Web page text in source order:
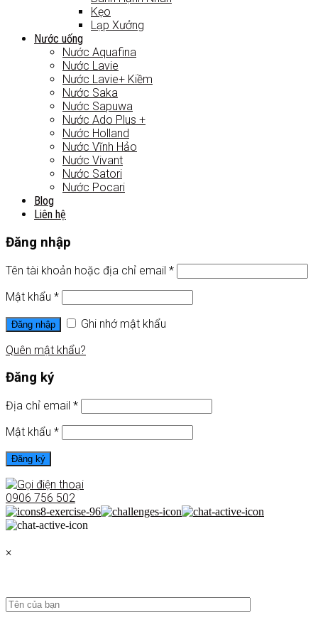
Kẹo
Lạp Xưởng
Nước uống
Nước Aquafina
Nước Lavie
Nước Lavie+ Kiềm
Nước Saka
Nước Sapuwa
Nước Ado Plus +
Nước Holland
Nước Vĩnh Hảo
Nước Vivant
Nước Satori
Nước Pocari
Blog
Liên hệ
Đăng nhập
Tên tài khoản hoặc địa chỉ email *
Mật khẩu *
Đăng nhập
Ghi nhớ mật khẩu
Quên mật khẩu?
Đăng ký
Địa chỉ email *
Mật khẩu *
Đăng ký
0906 756 502
×